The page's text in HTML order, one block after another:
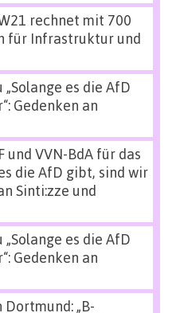
rechnet mit 700
für Infrastruktur und
„Solange es die AfD
Gedenken an
und VVN-BdA für das
die AfD gibt, sind wir
Sinti:zze und
„Solange es die AfD
Gedenken an
„B-